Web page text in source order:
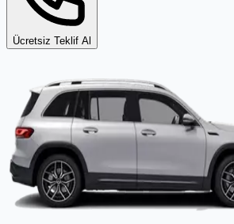
Ücretsiz Teklif Al